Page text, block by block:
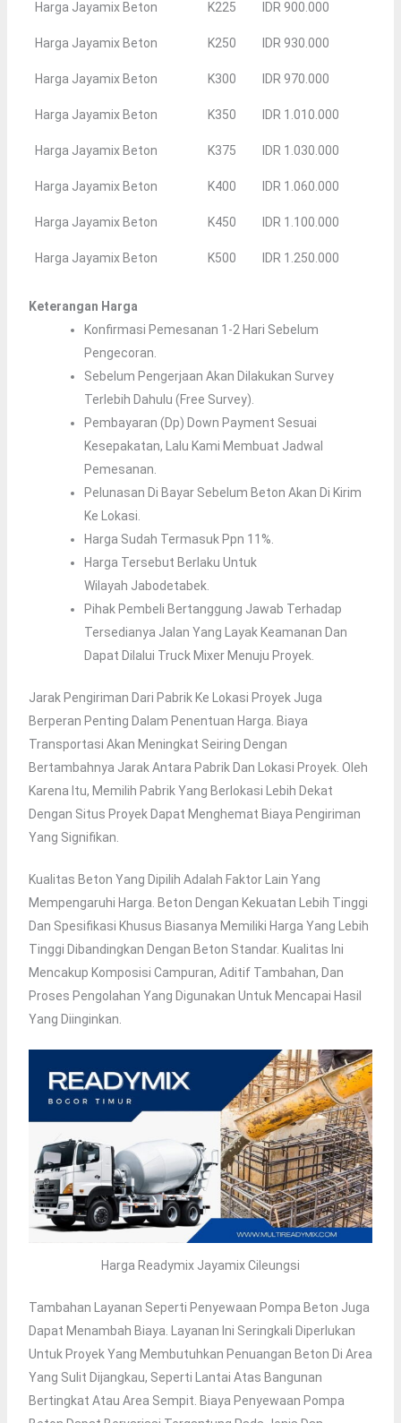
Harga Jayamix Beton K225 IDR 900.000
Harga Jayamix Beton K250 IDR 930.000
Harga Jayamix Beton K300 IDR 970.000
Harga Jayamix Beton K350 IDR 1.010.000
Harga Jayamix Beton K375 IDR 1.030.000
Harga Jayamix Beton K400 IDR 1.060.000
Harga Jayamix Beton K450 IDR 1.100.000
Harga Jayamix Beton K500 IDR 1.250.000
Keterangan Harga
Konfirmasi Pemesanan 1-2 Hari Sebelum
Pengecoran.
Sebelum Pengerjaan Akan Dilakukan Survey
Terlebih Dahulu (Free Survey).
Pembayaran (Dp) Down Payment Sesuai
Kesepakatan, Lalu Kami Membuat Jadwal
Pemesanan.
Pelunasan Di Bayar Sebelum Beton Akan Di Kirim
Ke Lokasi.
Harga Sudah Termasuk Ppn 11%.
Harga Tersebut Berlaku Untuk
Wilayah Jabodetabek.
Pihak Pembeli Bertanggung Jawab Terhadap
Tersedianya Jalan Yang Layak Keamanan Dan
Dapat Dilalui Truck Mixer Menuju Proyek.
Jarak Pengiriman Dari Pabrik Ke Lokasi Proyek Juga
Berperan Penting Dalam Penentuan Harga. Biaya
Transportasi Akan Meningkat Seiring Dengan
Bertambahnya Jarak Antara Pabrik Dan Lokasi Proyek. Oleh
Karena Itu, Memilih Pabrik Yang Berlokasi Lebih Dekat
Dengan Situs Proyek Dapat Menghemat Biaya Pengiriman
Yang Signifikan.
Kualitas Beton Yang Dipilih Adalah Faktor Lain Yang
Mempengaruhi Harga. Beton Dengan Kekuatan Lebih Tinggi
Dan Spesifikasi Khusus Biasanya Memiliki Harga Yang Lebih
Tinggi Dibandingkan Dengan Beton Standar. Kualitas Ini
Mencakup Komposisi Campuran, Aditif Tambahan, Dan
Proses Pengolahan Yang Digunakan Untuk Mencapai Hasil
Yang Diinginkan.
Harga Readymix Jayamix Cileungsi
Tambahan Layanan Seperti Penyewaan Pompa Beton Juga
Dapat Menambah Biaya. Layanan Ini Seringkali Diperlukan
Untuk Proyek Yang Membutuhkan Penuangan Beton Di Area
Yang Sulit Dijangkau, Seperti Lantai Atas Bangunan
Bertingkat Atau Area Sempit. Biaya Penyewaan Pompa